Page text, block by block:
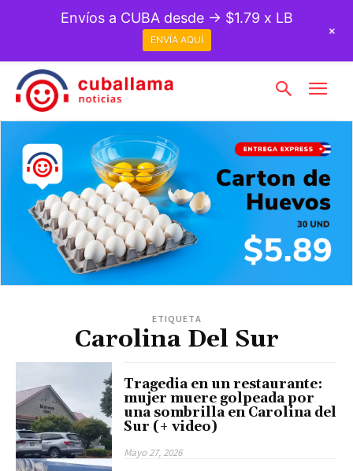
ETIQUETA
Carolina Del Sur
Tragedia en un restaurante:
mujer muere golpeada por
una sombrilla en Carolina del
Sur (+ video)
Mayo 27, 2026
Envíos a CUBA desde → $1.79 x LB
ENVÍA AQUÍ
+